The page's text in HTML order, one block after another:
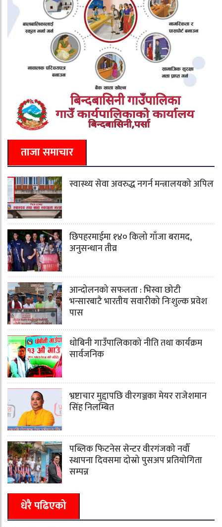
ताजा समाचार
स्वास्थ्य सेवा अवरुद्ध नगर्न मन्त्रालयको अपिल
छिपहरमाईमा १४० किलो गाँजा बरामद,
अनुसन्धान तीव्र
आन्दोलनको सफलता : भिस्वा छोटी
भन्सारबाटै भारतीय सवारीको निःशुल्क प्रवेश
पास
धोबिनी गाउँपालिकाको नीति तथा कार्यक्रम
सार्वजनिक
भ्रष्टाचार मुद्दापछि वीरगञ्जका मेयर राजेशमान
सिंह निलम्बित
पब्लिक फिटनेस सेन्टर वीरगंजको नवौँ
स्थापना दिवसमा दोस्रो पुसअप प्रतियोगिता
सम्पन्न
धेरै पढिएको